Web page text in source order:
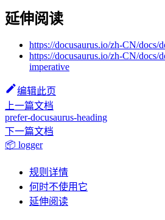
延伸阅读
https://docusaurus.io/zh-CN/docs/
https://docusaurus.io/zh-CN/docs/
imperative
编辑此页
上一篇文档
prefer-docusaurus-heading
下一篇文档
📦 logger
规则详情
何时不使用它
延伸阅读